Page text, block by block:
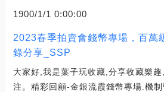
1900/1/1 0:00:00
2023春季拍賣會錢幣專場，百萬
錄分享_SSP
大家好,我是葉子玩收藏,分享收藏樂
注。精彩回顧-金銀流霞錢幣專場.機